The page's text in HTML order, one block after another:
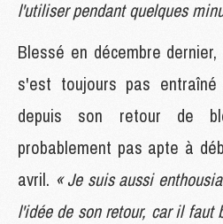
l'utiliser pendant quelques
Blessé en décembre
s'est toujours pas
depuis son retour de
probablement pas apte à
avril. « Je suis aussi
l'idée de son retour, car il faut